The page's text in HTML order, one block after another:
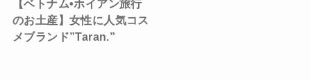
【ベトナム•ホイアン旅行
のお土産】女性に人気コス
メブランド”Taran.”